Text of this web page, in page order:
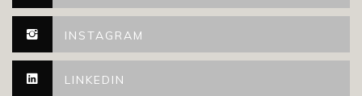
INSTAGRAM
LINKEDIN